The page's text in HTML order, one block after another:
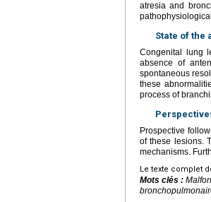
atresia and
State of the
Congenital lung
absence of
spontaneous
these
process of
Prospective
of these lesions.
mechanisms.
Le texte complet
Mots clés :